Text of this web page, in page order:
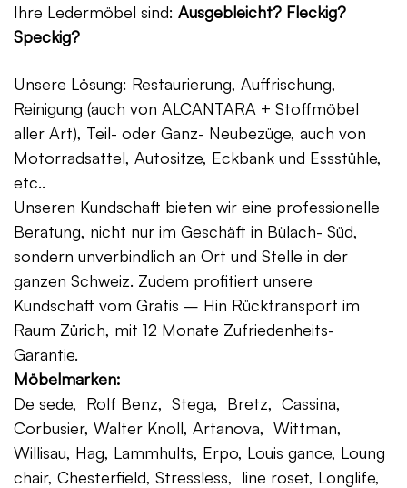
Ihre Ledermöbel sind: Ausgebleicht? Fleckig?
Speckig?
Unsere Lösung: Restaurierung, Auffrischung,
Reinigung (auch von ALCANTARA + Stoffmöbel
aller Art), Teil- oder Ganz- Neubezüge, auch von
Motorradsattel, Autositze, Eckbank und Essstühle,
etc..
Unseren Kundschaft bieten wir eine professionelle
Beratung, nicht nur im Geschäft in Bülach- Süd,
sondern unverbindlich an Ort und Stelle in der
ganzen Schweiz. Zudem profitiert unsere
Kundschaft vom Gratis – Hin Rücktransport im
Raum Zürich, mit 12 Monate Zufriedenheits-
Garantie.
Möbelmarken:
De sede, Rolf Benz, Stega, Bretz, Cassina,
Corbusier, Walter Knoll, Artanova, Wittman,
Willisau, Hag, Lammhults, Erpo, Louis gance, Loung
chair, Chesterfield, Stressless, line roset, Longlife,